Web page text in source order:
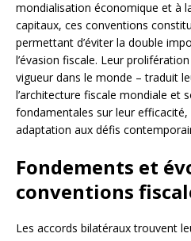
mondialisation économique et à
capitaux, ces conventions
permettant d’éviter la double
l’évasion fiscale. Leur
vigueur dans le monde – traduit
l’architecture fiscale mondiale et
fondamentales sur leur
adaptation aux défis
Fondements et
conventions
Les accords bilatéraux trouvent